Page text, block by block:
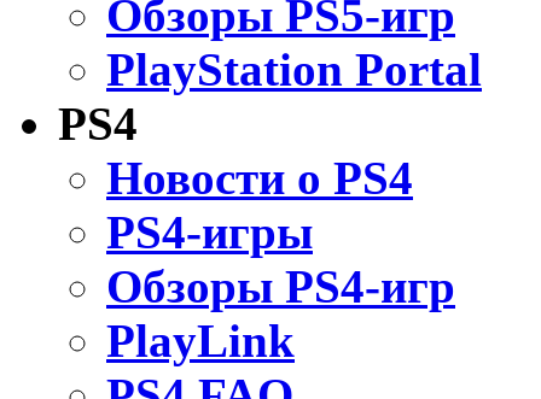
Обзоры PS5-игр
PlayStation Portal
PS4
Новости о PS4
PS4-игры
Обзоры PS4-игр
PlayLink